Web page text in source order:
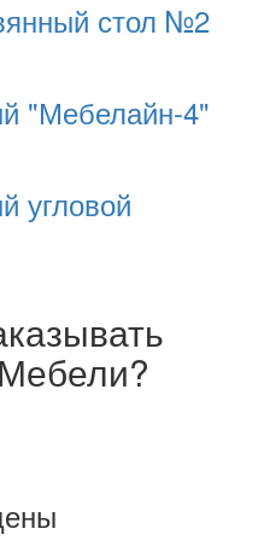
стол №2
"Мебелайн-4"
угловой